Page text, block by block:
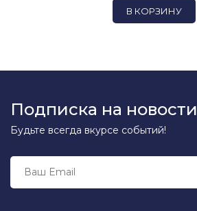
В КОРЗИНУ
Подписка на новости
Будьте всегда вкурсе событий!